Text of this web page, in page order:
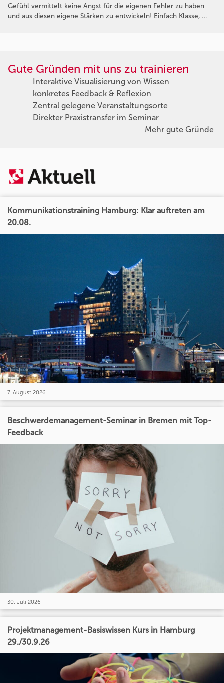
Gefühl vermittelt keine Angst für die eigenen Fehler zu haben
und aus diesen eigene Stärken zu entwickeln! Einfach Klasse, …
Gute Gründen mit uns zu trainieren
Interaktive Visualisierung von Wissen
konkretes Feedback & Reflexion
Zentral gelegene Veranstaltungsorte
Direkter Praxistransfer im Seminar
Mehr gute Gründe
Kommunikationstraining Hamburg: Klar auftreten am
20.08.
7. August 2026
Beschwerdemanagement-Seminar in Bremen mit Top-
Feedback
30. Juli 2026
Projektmanagement-Basiswissen Kurs in Hamburg
29./30.9.26